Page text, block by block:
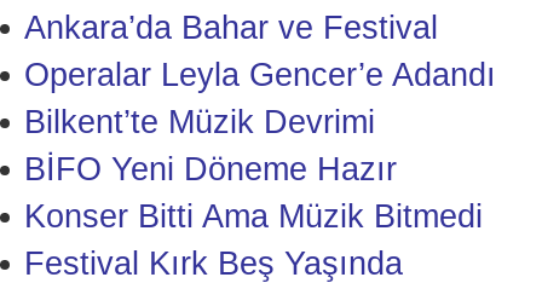
Ankara’da Bahar ve Festival
Operalar Leyla Gencer’e Adandı
Bilkent’te Müzik Devrimi
BİFO Yeni Döneme Hazır
Konser Bitti Ama Müzik Bitmedi
Festival Kırk Beş Yaşında